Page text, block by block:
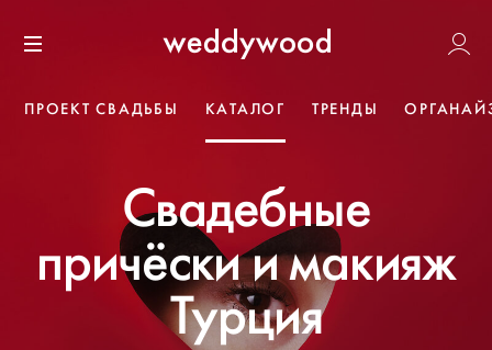
к содержанию
Weddywood
ПРОЕКТ СВАДЬБЫ КАТАЛОГ ТРЕНДЫ
Свадебные
причёски и макияж
Турция